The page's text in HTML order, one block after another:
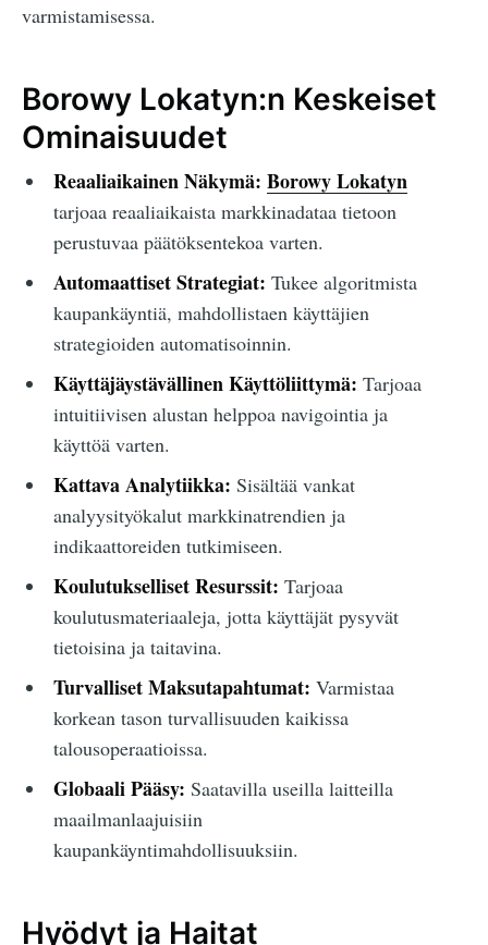
varmistamisessa.
Borowy Lokatyn:n Keskeiset
Ominaisuudet
Reaaliaikainen Näkymä: Borowy Lokatyn
tarjoaa reaaliaikaista markkinadataa tietoon
perustuvaa päätöksentekoa varten.
Automaattiset Strategiat: Tukee algoritmista
kaupankäyntiä, mahdollistaen käyttäjien
strategioiden automatisoinnin.
Käyttäjäystävällinen Käyttöliittymä: Tarjoaa
intuitiivisen alustan helppoa navigointia ja
käyttöä varten.
Kattava Analytiikka: Sisältää vankat
analyysityökalut markkinatrendien ja
indikaattoreiden tutkimiseen.
Koulutukselliset Resurssit: Tarjoaa
koulutusmateriaaleja, jotta käyttäjät pysyvät
tietoisina ja taitavina.
Turvalliset Maksutapahtumat: Varmistaa
korkean tason turvallisuuden kaikissa
talousoperaatioissa.
Globaali Pääsy: Saatavilla useilla laitteilla
maailmanlaajuisiin
kaupankäyntimahdollisuuksiin.
Hyödyt ja Haitat